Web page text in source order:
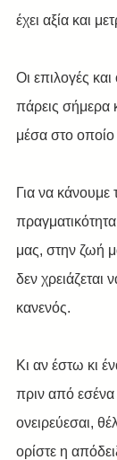
έχει αξία και
Οι επιλογές
πάρεις σήμερα
μέσα στο οποίο
Για να κάνουμε
μας, στην ζωή
δεν χρειάζεται
κανενός.
Κι αν έστω κι
πριν από
ονειρεύεσαι,
ορίστε η